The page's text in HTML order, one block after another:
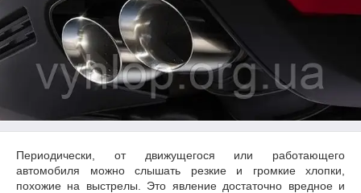
Периодически, от движущегося или работающего
автомобиля можно слышать резкие и громкие хлопки,
похожие на выстрелы. Это явление достаточно вредное и